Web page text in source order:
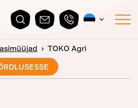
› TOKO Agri